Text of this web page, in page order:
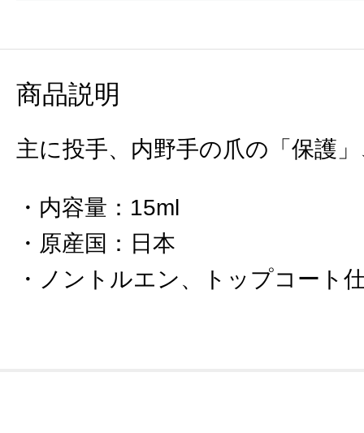
商品説明
主に投手、内野手の爪の「保護
内容量 ： 15ml
原産国 ： 日本
ノントルエン、トップコート